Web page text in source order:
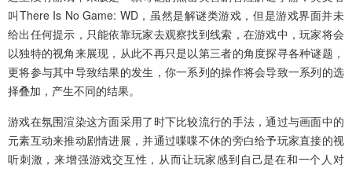
叫There Is No Game: WD，虽然是解谜类游戏，但是游戏界面并未
给出任何提示，只能依靠玩家去观察找到线索，在游戏中，玩家将会
以独特的视角来展现，从此不再只是以第三者的角度探寻各种谜题，
更将参与其中导致结果的发生，你一系列的操作将会导致一系列的选
择叠加，产生不同的结果。
游戏在氛围渲染这方面采用了时下比较流行的手法，通过与画面中的
元素互动来推动剧情进展，并通过喋喋不休的旁白给予玩家直接的视
听刺激，来增强游戏交互性，从而让玩家感到自己是在和一个人对